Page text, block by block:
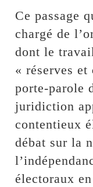
Ce passage
chargé de
dont le
« réserves et
porte-parole
juridiction
contentieux
débat sur la
électoraux